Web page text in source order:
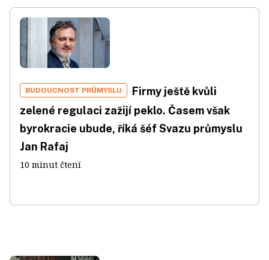
BUDOUCNOST PRŮMYSLU
Firmy ještě kvůli
zelené regulaci zažijí peklo. Časem však
byrokracie ubude, říká šéf Svazu průmyslu
Jan Rafaj
10 minut čtení